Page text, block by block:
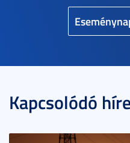
Kapcsolódó